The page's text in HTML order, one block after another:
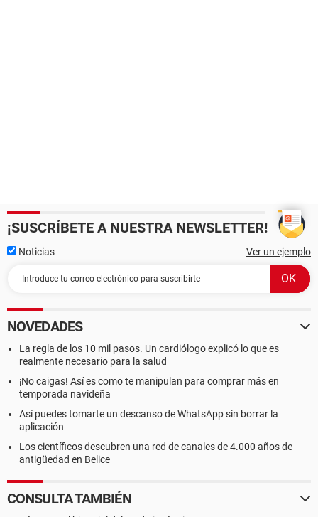
¡SUSCRÍBETE A NUESTRA NEWSLETTER!
Noticias Ver un ejemplo
NOVEDADES
La regla de los 10 mil pasos. Un cardiólogo explicó lo que es
realmente necesario para la salud
¡No caigas! Así es como te manipulan para comprar más en
temporada navideña
Así puedes tomarte un descanso de WhatsApp sin borrar la
aplicación
Los científicos descubren una red de canales de 4.000 años de
antigüedad en Belice
CONSULTA TAMBIÉN